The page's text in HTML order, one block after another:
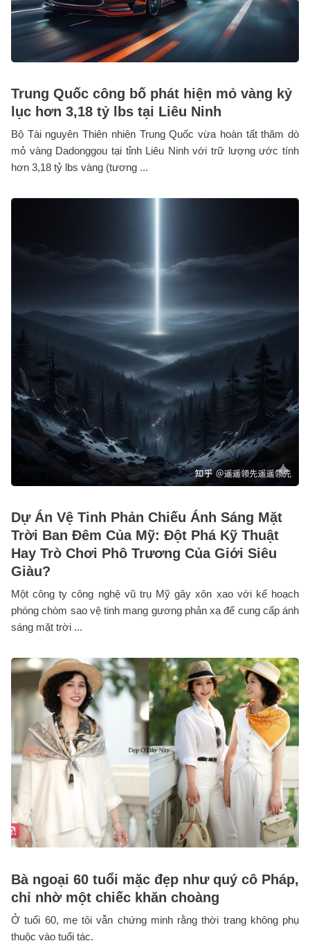
Trung Quốc công bố phát hiện mỏ vàng kỷ
lục hơn 3,18 tỷ lbs tại Liêu Ninh
Bộ Tài nguyên Thiên nhiên Trung Quốc vừa hoàn tất thăm dò
mỏ vàng Dadonggou tại tỉnh Liêu Ninh với trữ lượng ước tính
hơn 3,18 tỷ lbs vàng (tương ...
Dự Án Vệ Tinh Phản Chiếu Ánh Sáng Mặt
Trời Ban Đêm Của Mỹ: Đột Phá Kỹ Thuật
Hay Trò Chơi Phô Trương Của Giới Siêu
Giàu?
Một công ty công nghệ vũ trụ Mỹ gây xôn xao với kế hoạch
phóng chòm sao vệ tinh mang gương phản xạ để cung cấp ánh
sáng mặt trời ...
Bà ngoại 60 tuổi mặc đẹp như quý cô Pháp,
chỉ nhờ một chiếc khăn choàng
Ở tuổi 60, mẹ tôi vẫn chứng minh rằng thời trang không phụ
thuộc vào tuổi tác.